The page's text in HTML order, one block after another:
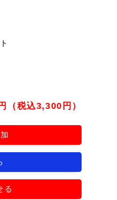
（税込3,300円）
る